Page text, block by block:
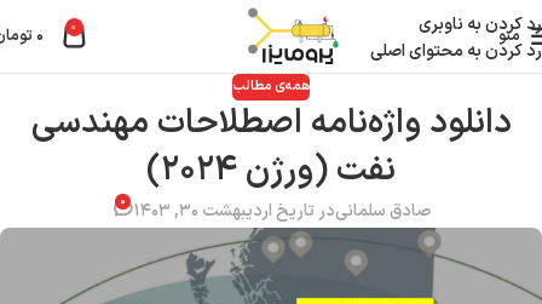
رد کردن به ناوبری
رد کردن به محتوای اصلی
منو 0 ۰
همه‌ی مطالب
دانلود واژه‌نامه اصطلاحات مهندسی
نفت (ورژن ۲۰۲۴)
صادق سلمانیدر تاریخ اردیبهشت ۳۰, ۱۴۰۳ ۰